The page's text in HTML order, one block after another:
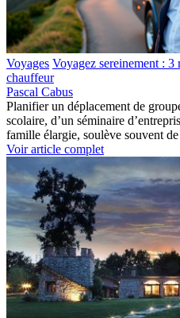
Voyages Voyagez sereinement : 3
chauffeur
Pascal Cabus
Planifier un déplacement de
scolaire, d’un séminaire
famille élargie, soulève souvent
Voir article complet